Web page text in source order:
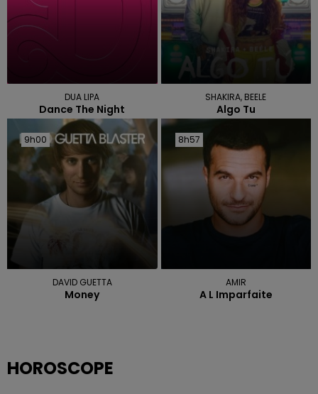
DUA LIPA
Dance The Night
SHAKIRA, BEELE
Algo Tu
9h00
9h00
DAVID GUETTA
Money
8h57
8h57
AMIR
A L Imparfaite
HOROSCOPE